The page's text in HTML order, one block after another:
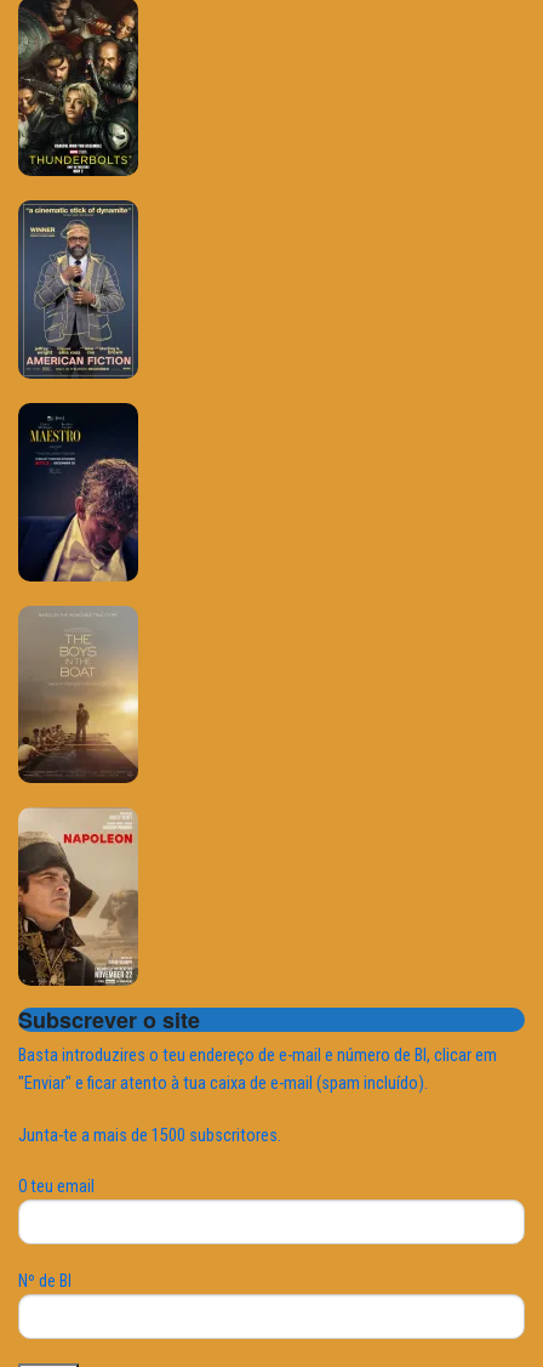
Subscrever o site
Basta introduzires o teu endereço de e-mail e número de BI, clicar em
"Enviar" e ficar atento à tua caixa de e-mail (spam incluído).
Junta-te a mais de 1500 subscritores.
O teu email
Nº de BI